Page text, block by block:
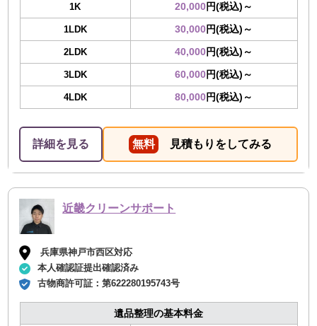
1K 20,000円(税込)～
1LDK 30,000円(税込)～
2LDK 40,000円(税込)～
3LDK 60,000円(税込)～
4LDK 80,000円(税込)～
詳細を見る 無料 見積もりをしてみる
近畿クリーンサポート
兵庫県神戸市西区対応
本人確認証提出確認済み
古物商許可証：第622280195743号
遺品整理の基本料金